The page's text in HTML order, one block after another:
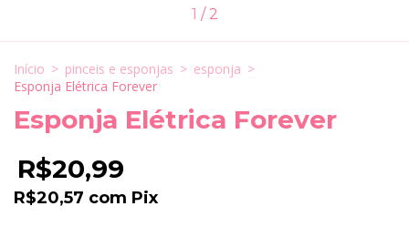
1 / 2
Início > pinceis e esponjas > esponja >
Esponja Elétrica Forever
Esponja Elétrica Forever
R$20,99
R$20,57 com Pix